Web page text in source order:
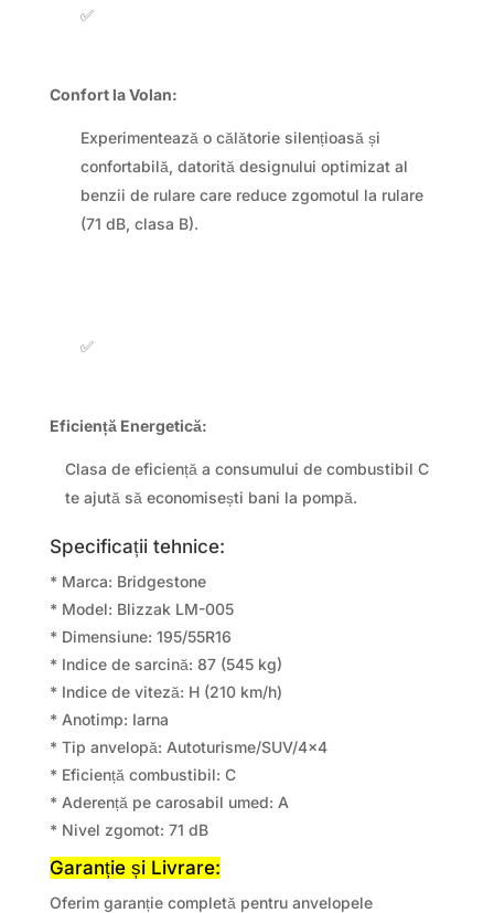
✅
Confort la Volan:
Experimentează o călătorie silențioasă și
confortabilă, datorită designului optimizat al
benzii de rulare care reduce zgomotul la rulare
(71 dB, clasa B).
✅
Eficiență Energetică:
Clasa de eficiență a consumului de combustibil C
te ajută să economisești bani la pompă.
Specificații tehnice:
* Marca: Bridgestone
* Model: Blizzak LM-005
* Dimensiune: 195/55R16
* Indice de sarcină: 87 (545 kg)
* Indice de viteză: H (210 km/h)
* Anotimp: Iarna
* Tip anvelopă: Autoturisme/SUV/4×4
* Eficiență combustibil: C
* Aderență pe carosabil umed: A
* Nivel zgomot: 71 dB
Garanție și Livrare:
Oferim garanție completă pentru anvelopele